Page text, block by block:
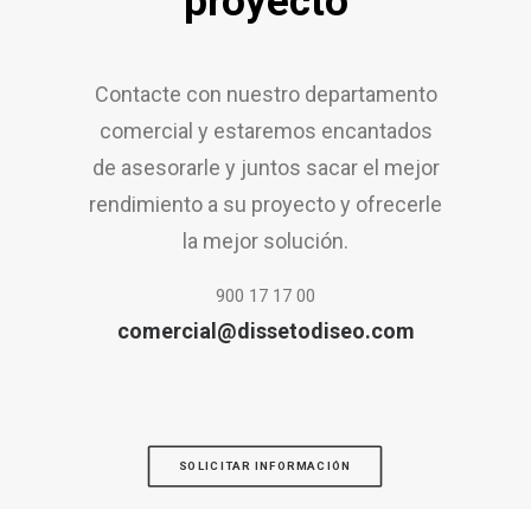
Contacte con nuestro departamento
comercial y estaremos encantados
de asesorarle y juntos sacar el mejor
rendimiento a su proyecto y ofrecerle
la mejor solución.
900 17 17 00
comercial@dissetodiseo.com
SOLICITAR INFORMACIÓN